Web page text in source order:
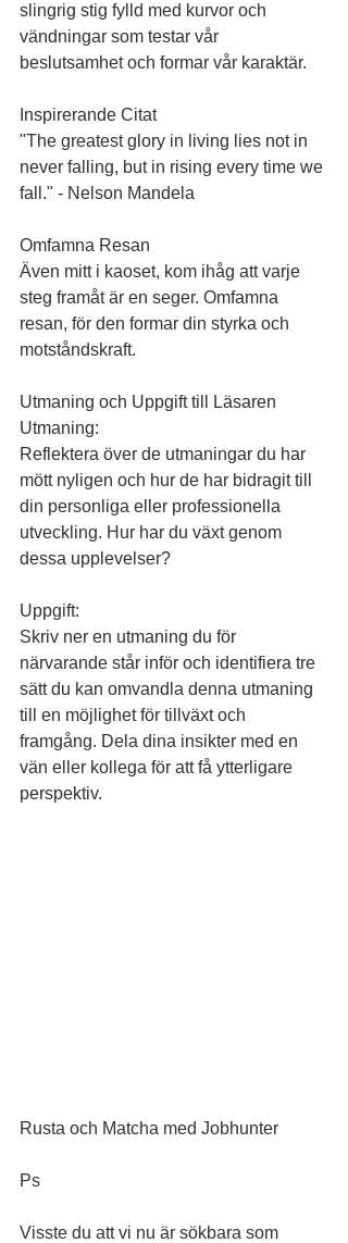
slingrig stig fylld med kurvor och
vändningar som testar vår
beslutsamhet och formar vår karaktär.
Inspirerande Citat
"The greatest glory in living lies not in
never falling, but in rising every time we
fall." - Nelson Mandela
Omfamna Resan
Även mitt i kaoset, kom ihåg att varje
steg framåt är en seger. Omfamna
resan, för den formar din styrka och
motståndskraft.
Utmaning och Uppgift till Läsaren
Utmaning:
Reflektera över de utmaningar du har
mött nyligen och hur de har bidragit till
din personliga eller professionella
utveckling. Hur har du växt genom
dessa upplevelser?
Uppgift:
Skriv ner en utmaning du för
närvarande står inför och identifiera tre
sätt du kan omvandla denna utmaning
till en möjlighet för tillväxt och
framgång. Dela dina insikter med en
vän eller kollega för att få ytterligare
perspektiv.
Rusta och Matcha med Jobhunter
Ps
Visste du att vi nu är sökbara som